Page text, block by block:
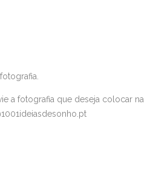
a fotografia que deseja colocar na